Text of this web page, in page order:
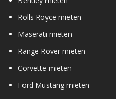
Rolls Royce mieten
Maserati mieten
Range Rover mieten
Corvette mieten
Ford Mustang mieten